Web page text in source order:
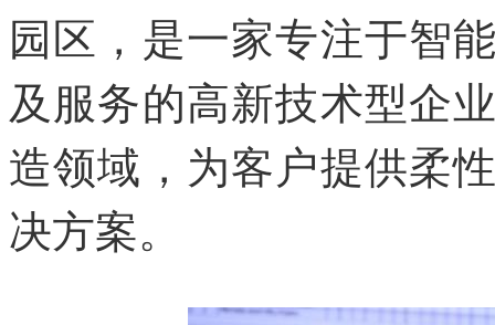
园区，是一家专注于智
及服务的高新技术型企
造领域，为客户提供柔
决方案。